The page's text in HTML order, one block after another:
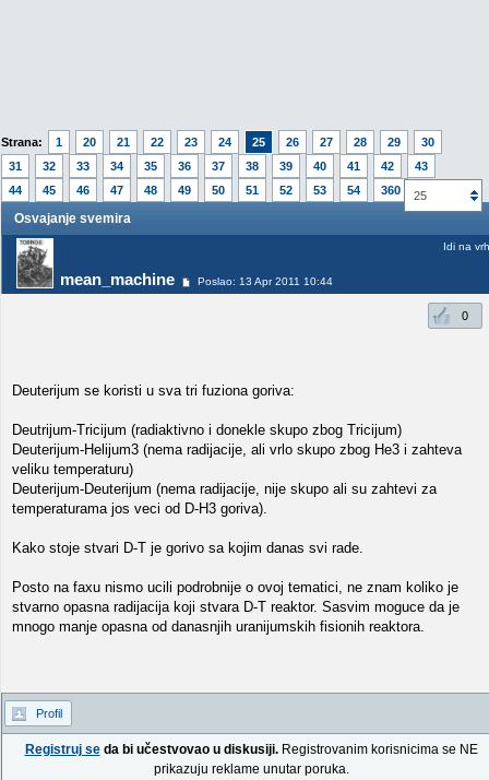
Strana: 1 20 21 22 23 24 25 26 27 28 29
30
31
32 33 34 35 36 37 38 39 40 41 42
43
44
45 46 47 48 49 50 51 52 53 54 360 25
Osvajanje svemira
mean_machine Poslao: 13 Apr 2011 10:44
Idi na vrh
0
Deuterijum se koristi u sva tri fuziona goriva:
Deutrijum-Tricijum (radiaktivno i donekle skupo zbog Tricijum)
Deuterijum-Helijum3 (nema radijacije, ali vrlo skupo zbog He3 i zahteva
veliku temperaturu)
Deuterijum-Deuterijum (nema radijacije, nije skupo ali su zahtevi za
temperaturama jos veci od D-H3 goriva).
Kako stoje stvari D-T je gorivo sa kojim danas svi rade.
Posto na faxu nismo ucili podrobnije o ovoj tematici, ne znam koliko je
stvarno opasna radijacija koji stvara D-T reaktor. Sasvim moguce da je
mnogo manje opasna od danasnjih uranijumskih fisionih reaktora.
Profil
Registruj seda bi učestvovao u diskusiji.Registrovanim korisnicima se NE
prikazuju reklame unutar poruka.